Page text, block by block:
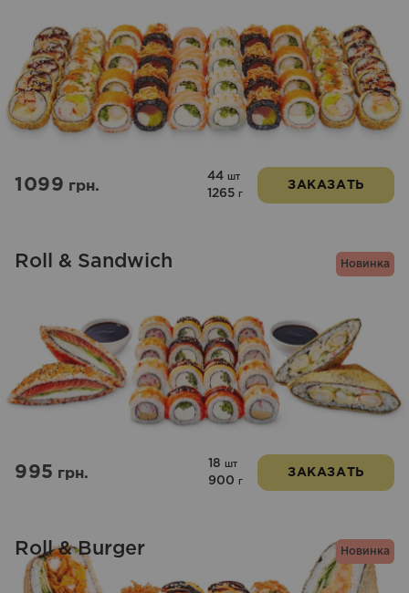
1099грн.
44 шт
1265 г
ЗАКАЗАТЬ
Новинка
Roll & Sandwich
995грн.
18 шт
900 г
ЗАКАЗАТЬ
Новинка
Roll & Burger